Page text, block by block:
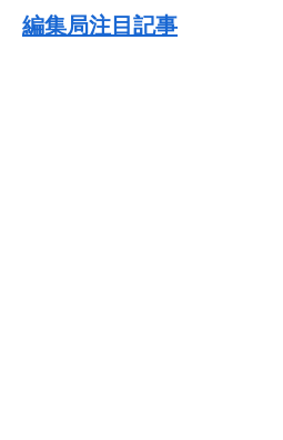
編集局注目記事